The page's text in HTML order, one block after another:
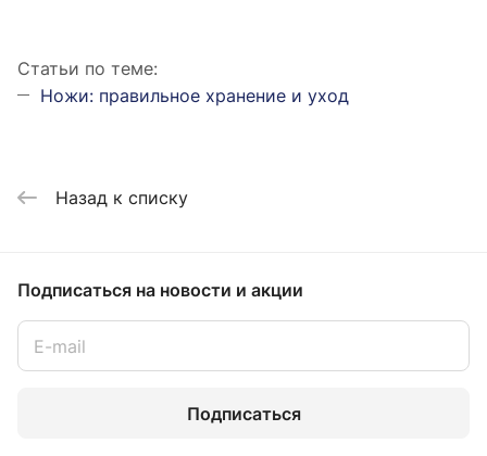
Статьи по теме:
Ножи: правильное хранение и уход
Назад к списку
Подписаться на новости и акции
Подписаться